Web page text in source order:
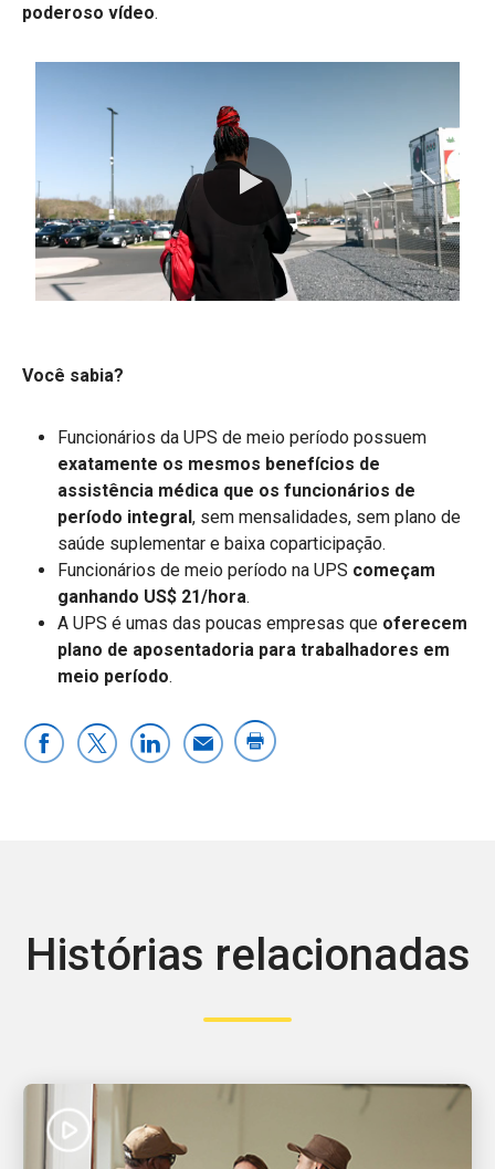
poderoso vídeo.
0:00 / 1:12
Você sabia?
Funcionários da UPS de meio período possuem
exatamente os mesmos benefícios de
assistência médica que os funcionários de
período integral, sem mensalidades, sem plano de
saúde suplementar e baixa coparticipação.
Funcionários de meio período na UPS começam
ganhando US$ 21/hora.
A UPS é umas das poucas empresas que oferecem
plano de aposentadoria para trabalhadores em
meio período.
Histórias relacionadas